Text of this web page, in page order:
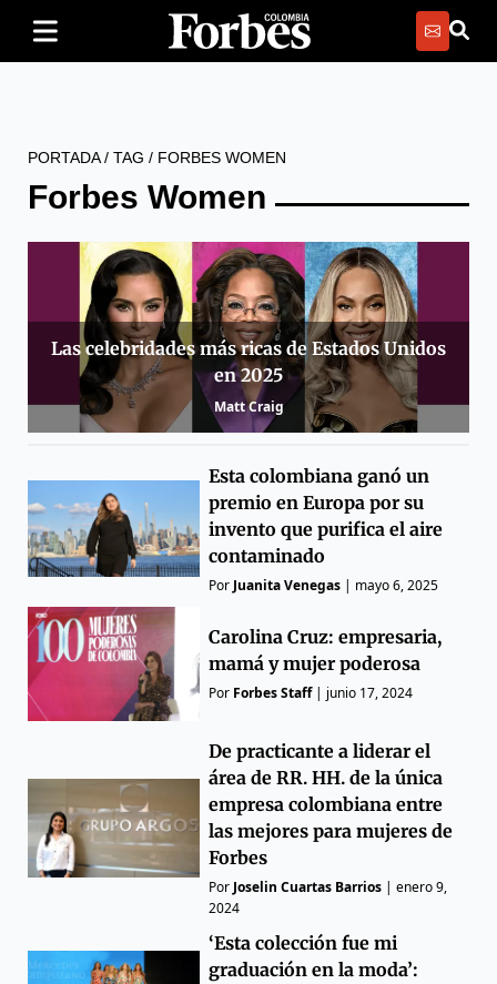
PORTADA/ TAG / FORBES WOMEN
Forbes Women
Las celebridades más ricas de Estados Unidos
en 2025
Matt Craig
Esta colombiana ganó un
premio en Europa por su
invento que purifica el aire
contaminado
Por Juanita Venegas | mayo 6, 2025
Carolina Cruz: empresaria,
mamá y mujer poderosa
Por Forbes Staff| junio 17, 2024
De practicante a liderar el
área de RR. HH. de la única
empresa colombiana entre
las mejores para mujeres de
Forbes
Por Joselin Cuartas Barrios |enero 9,
2024
‘Esta colección fue mi
graduación en la moda’: